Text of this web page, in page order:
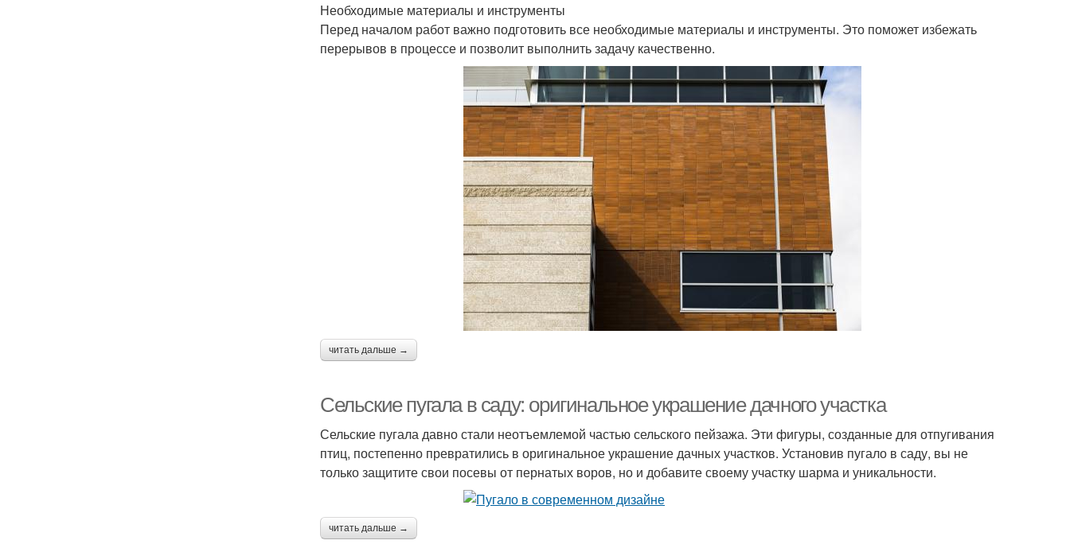
Необходимые материалы и инструменты
Перед началом работ важно подготовить все необходимые материалы и инструменты. Это поможет избежать
перерывов в процессе и позволит выполнить задачу качественно.
читать дальше →
Сельские пугала в саду: оригинальное украшение дачного участка
Сельские пугала давно стали неотъемлемой частью сельского пейзажа. Эти фигуры, созданные для отпугивания
птиц, постепенно превратились в оригинальное украшение дачных участков. Установив пугало в саду, вы не
только защитите свои посевы от пернатых воров, но и добавите своему участку шарма и уникальности.
читать дальше →